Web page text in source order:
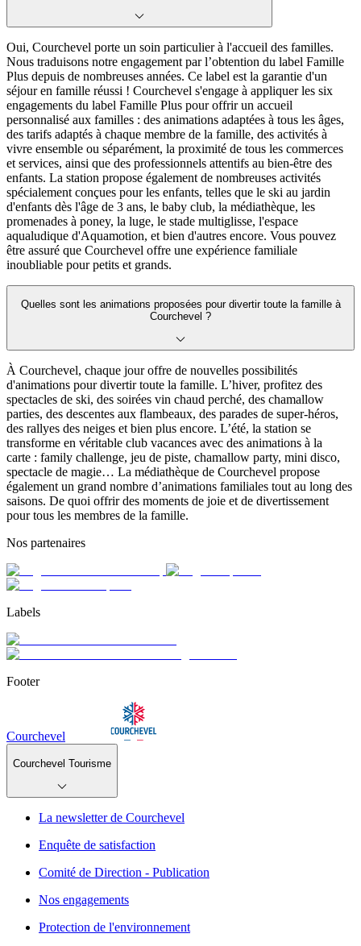
Oui, Courchevel porte un soin particulier à l'accueil des familles.
Nous traduisons notre engagement par l’obtention du label Famille
Plus depuis de nombreuses années. Ce label est la garantie d'un
séjour en famille réussi ! Courchevel s'engage à appliquer les six
engagements du label Famille Plus pour offrir un accueil
personnalisé aux familles : des animations adaptées à tous les âges,
des tarifs adaptés à chaque membre de la famille, des activités à
vivre ensemble ou séparément, la proximité de tous les commerces
et services, ainsi que des professionnels attentifs au bien-être des
enfants. La station propose également de nombreuses activités
spécialement conçues pour les enfants, telles que le ski au jardin
d'enfants dès l'âge de 3 ans, le baby club, la médiathèque, les
promenades à poney, la luge, le stade multiglisse, l'espace
aqualudique d'Aquamotion, et bien d'autres encore. Vous pouvez
être assuré que Courchevel offre une expérience familiale
inoubliable pour petits et grands.
Quelles sont les animations proposées pour divertir toute la famille à
Courchevel ?
À Courchevel, chaque jour offre de nouvelles possibilités
d'animations pour divertir toute la famille. L’hiver, profitez des
spectacles de ski, des soirées vin chaud perché, des chamallow
parties, des descentes aux flambeaux, des parades de super-héros,
des rallyes des neiges et bien plus encore. L’été, la station se
transforme en véritable club vacances avec des animations à la
carte : family challenge, jeu de piste, chamallow party, mini disco,
spectacle de magie… La médiathèque de Courchevel propose
également un grand nombre d’animations familiales tout au long des
saisons. De quoi offrir des moments de joie et de divertissement
pour tous les membres de la famille.
Nos partenaires
Labels
Footer
Courchevel
Courchevel Tourisme
La newsletter de Courchevel
Enquête de satisfaction
Comité de Direction - Publication
Nos engagements
Protection de l'environnement